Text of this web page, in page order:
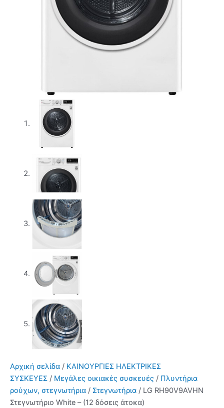
Αρχική σελίδα / ΚΑΙΝΟΥΡΓΙΕΣ ΗΛΕΚΤΡΙΚΕΣ
ΣΥΣΚΕΥΕΣ / Μεγάλες οικιακές συσκευές / Πλυντήρια
ρούχων, στεγνωτήρια / Στεγνωτήρια / LG RH90V9AVHN
Στεγνωτήριο White – (12 δόσεις άτοκα)